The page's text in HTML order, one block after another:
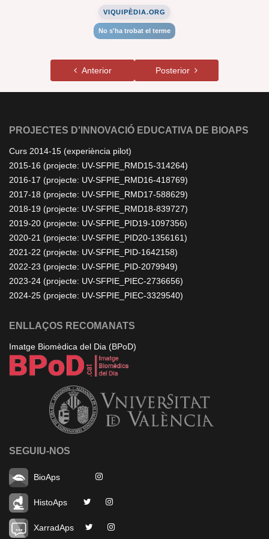
VIQUIPÈDIA.ORG
No s'ha trobat el terme
Anterior Posterior
PROJECTES D'INNOVACIÓ EDUCATIVA DE BIOAPS
Curs 2014-15 (experiència pilot)
2015-16 (projecte: UV-SFPIE_RMD15-314264)
2016-17 (projecte: UV-SFPIE_RMD16-418769)
2017-18 (projecte: UV-SFPIE_RMD17-588629)
2018-19 (projecte: UV-SFPIE_RMD18-839727)
2019-20 (projecte: UV-SFPIE_PID19-1097356)
2020-21 (projecte: UV-SFPIE_PID20-1356161)
2021-22 (projecte: UV-SFPIE_PID-1642158)
2022-23 (projecte: UV-SFPIE_PID-2079949)
2023-24 (projecte: UV-SFPIE_PIEC-2736656)
2024-25 (projecte: UV-SFPIE_PIEC-3329540)
ENLLAÇOS RECOMANATS
Imatge Biomèdica del Dia (BPoD)
SEGUIU-NOS
BioAps
HistoAps
XarradAps